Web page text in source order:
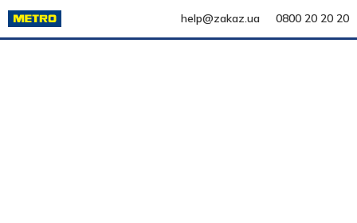
help@zakaz.ua 0800 20 20 20